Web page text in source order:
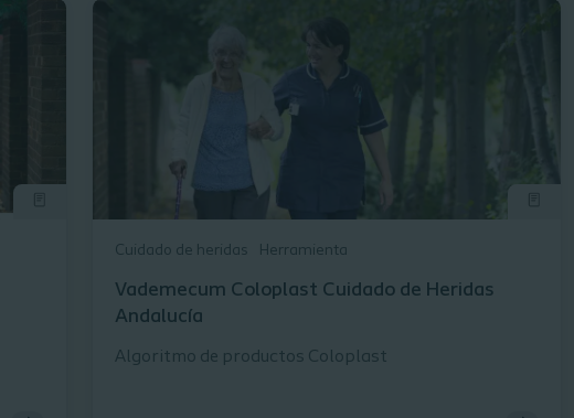
Cuidado de heridas Herramienta
Vademecum Coloplast Cuidado de Heridas​
Andalucía
Algoritmo de productos Coloplast